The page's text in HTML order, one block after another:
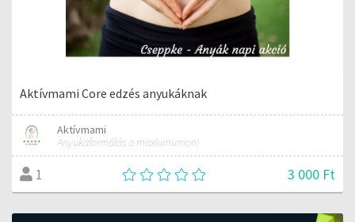
Aktívmami Core edzés anyukáknak
Aktívmami
Anyukaformálás a maxiumumon!
1 3 000 Ft